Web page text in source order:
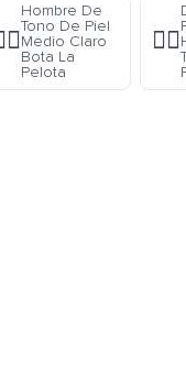
Hombre De
Tono De Piel
Medio Claro
Bota La
Pelota
👆🏽